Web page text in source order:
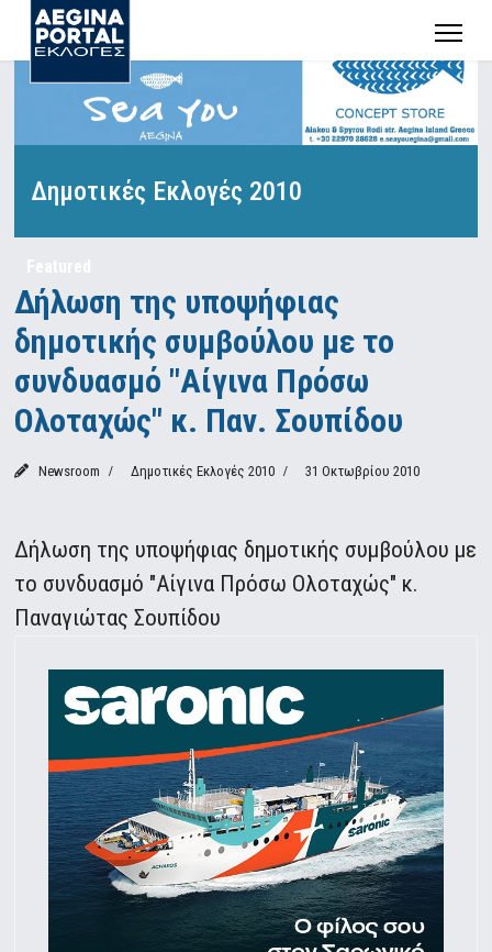
Δημοτικές Εκλογές 2010
Δήλωση της υποψήφιας
δημοτικής συμβούλου με το
συνδυασμό "Aίγινα Πρόσω
Ολοταχώς" κ. Παν. Σουπίδου
Newsroom Δημοτικές Εκλογές 2010 31 Οκτωβρίου 2010
Δήλωση της υποψήφιας δημοτικής συμβούλου με
το συνδυασμό "Aίγινα Πρόσω Ολοταχώς" κ.
Παναγιώτας Σουπίδου